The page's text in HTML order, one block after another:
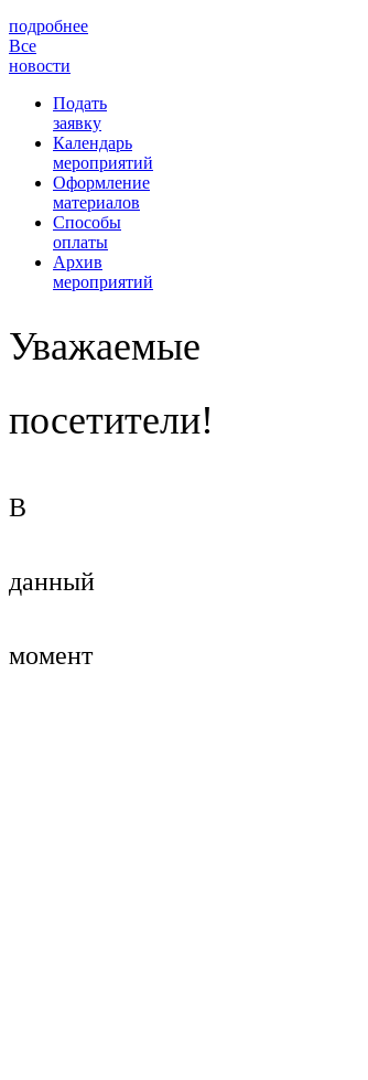
подробнее
Все
новости
Подать
заявку
Календарь
мероприятий
Оформление
материалов
Способы
оплаты
Архив
мероприятий
Уважаемые
посетители!
В
данный
момент